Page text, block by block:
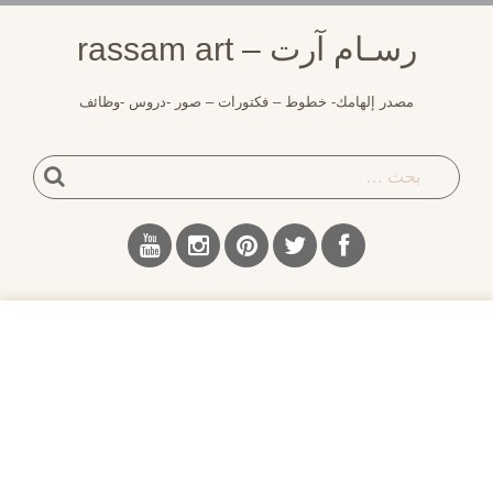
رسـام آرت – rassam art
مصدر إلهامك- خطوط – فكتورات – صور -دروس -وظائف